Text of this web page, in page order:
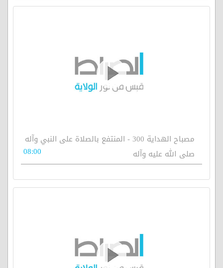
مصباح الهداية 300 - المنتفع بالصلاة على النبي وآله
صلى الله عليه وآله
08:00